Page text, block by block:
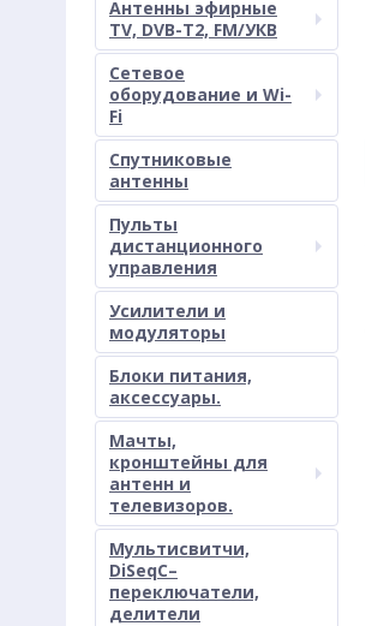
Антенны эфирные
TV, DVB-T2, FM/УКВ
Сетевое
оборудование и Wi-
Fi
Спутниковые
антенны
Пульты
дистанционного
управления
Усилители и
модуляторы
Блоки питания,
аксессуары.
Мачты,
кронштейны для
антенн и
телевизоров.
Мультисвитчи,
DiSeqC–
переключатели,
делители